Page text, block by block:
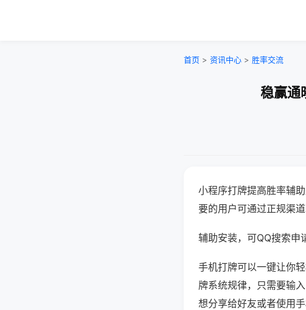
首页 > 资讯中心 > 胜率交流
稳赢通
小程序打牌提高胜率辅
要的用户可通过正规渠道
辅助安装，可QQ搜索
手机打牌可以一键让你
牌系统规律，只需要输
想分享给好友或者使用